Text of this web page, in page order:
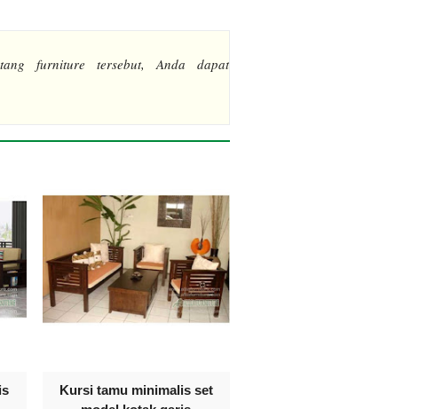
furniture tersebut, Anda dapat
Kursi tamu minimalis set